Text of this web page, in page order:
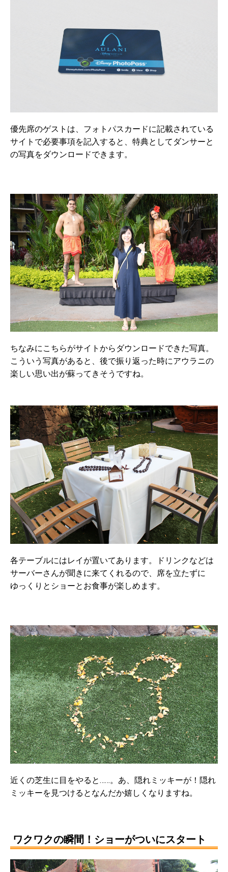
優先席のゲストは、フォトパスカードに記載されている
サイトで必要事項を記入すると、特典としてダンサーと
の写真をダウンロードできます。
ちなみにこちらがサイトからダウンロードできた写真。
こういう写真があると、後で振り返った時にアウラニの
楽しい思い出が蘇ってきそうですね。
各テーブルにはレイが置いてあります。ドリンクなどは
サーバーさんが聞きに来てくれるので、席を立たずに
ゆっくりとショーとお食事が楽しめます。
近くの芝生に目をやると……。あ、隠れミッキーが！隠れ
ミッキーを見つけるとなんだか嬉しくなりますね。
ワクワクの瞬間！ショーがついにスタート